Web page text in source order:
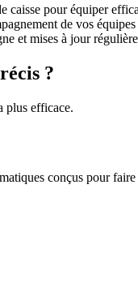
caisse pour équiper
de vos
et mises à jour
?
plus efficace.
conçus pour